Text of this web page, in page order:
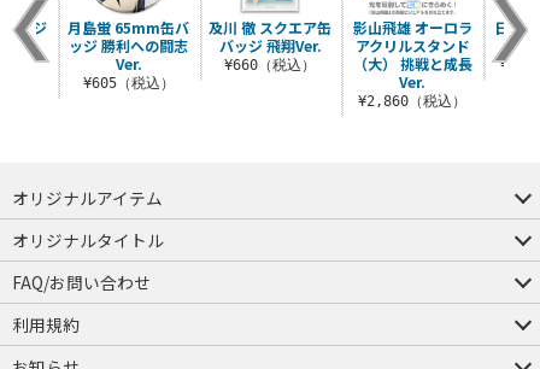
及川 徹 スクエア缶
バッジ 飛翔Ver.
¥660（税込）
影山飛雄 オーロラ
アクリルスタンド
（大） 挑戦と成長
Ver.
¥2,860（税込）
日向
ドラ
ッジ
ャツ
込）
月島蛍 65mm缶バ
ッジ 勝利への闘志
Ver.
¥605（税込）
オリジナルアイテム
つままれ
つかまれ
ピョコッテ
オリジナルタイトル
アイテムヤ
ミスカトニック大學購買部
FAQ/お問い合わせ
FAQ
お問い合わせ
利用規約
会員規約・ポイント規約
特定商取引法に関する表示
プライバシーポリシー